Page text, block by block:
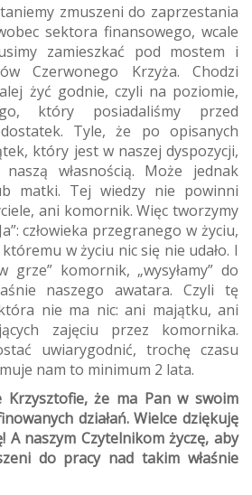
zmuszeni do zaprzestania
sektora finansowego, wcale
zamieszkać pod mostem i
Czerwonego Krzyża. Chodzi
żyć godnie, czyli na poziomie,
który posiadaliśmy przed
Tyle, że po opisanych
który jest w naszej dyspozycji,
własnością. Może jednak
matki. Tej wiedzy nie powinni
ani komornik. Więc tworzymy
człowieka przegranego w życiu,
w życiu nic się nie udało. I
grze” komornik, „wysyłamy” do
naszego awatara. Czyli tę
nie ma nic: ani majątku, ani
zajęciu przez komornika.
uwiarygodnić, trochę czasu
nam to minimum 2 lata.
że ma Pan w swoim
działań. Wielce dziękuję
A naszym Czytelnikom życzę, aby
do pracy nad takim właśnie